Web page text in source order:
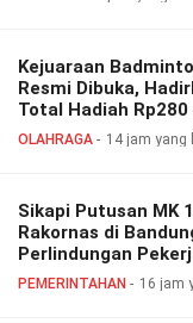
Kejuaraan
Resmi Dibuka,
Total Hadiah
OLAHRAGA 14 jam yang
Sikapi Putusan MK
Rakornas di
Perlindungan
PEMERINTAHAN 16 jam